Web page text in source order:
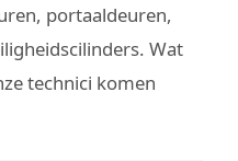
portaaldeuren,
Wat
technici komen